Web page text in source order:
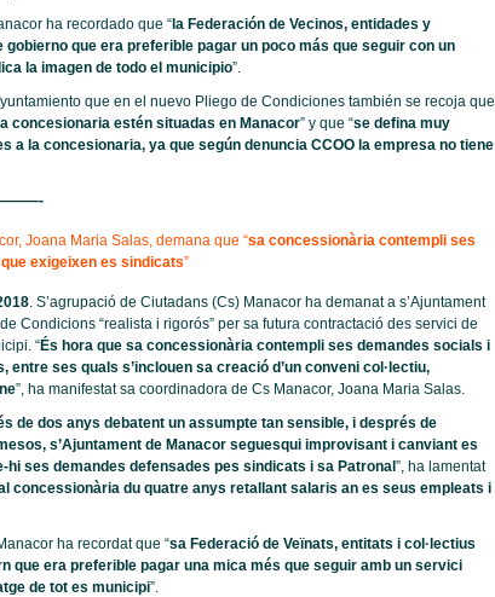
ha recordado que “la Federación de Vecinos, entidades y
que era preferible pagar un poco más que seguir con un
la imagen de todo el municipio”.
que en el nuevo Pliego de Condiciones también se recoja que
concesionaria estén situadas en Manacor” y que “se defina muy
a la concesionaria, ya que según denuncia CCOO la empresa no tiene
Joana Maria Salas, demana que “sa concessionària contempli ses
exigeixen es sindicats”
. S’agrupació de Ciutadans (Cs) Manacor ha demanat a s’Ajuntament
Condicions “realista i rigorós” per sa futura contractació des servici de
“És hora que sa concessionària contempli ses demandes socials i
entre ses quals s’inclouen sa creació d’un conveni col·lectiu,
”, ha manifestat sa coordinadora de Cs Manacor, Joana Maria Salas.
de dos anys debatent un assumpte tan sensible, i després de
s’Ajuntament de Manacor seguesqui improvisant i canviant es
hi ses demandes defensades pes sindicats i sa Patronal ”, ha lamentat
concessionària du quatre anys retallant salaris an es seus empleats i
ha recordat que “sa Federació de Veïnats, entitats i col·lectius
que era preferible pagar una mica més que seguir amb un servici
de tot es municipi”.